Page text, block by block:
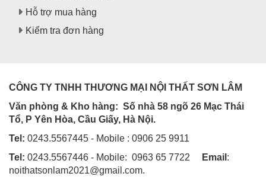
Hỗ trợ mua hàng
Kiểm tra đơn hàng
CÔNG TY TNHH THƯƠNG MẠI NỘI THẤT SƠN LÂM
Văn phòng & Kho hàng: Số nhà 58 ngõ 26 Mạc Thái
Tổ, P Yên Hòa, Cầu Giấy, Hà Nội.
Tel: 0243.5567445 - Mobile : 0906 25 9911
Tel: 0243.5567446 - Mobile: 0963 65 7722 Email :
noithatsonlam2021@gmail.com.